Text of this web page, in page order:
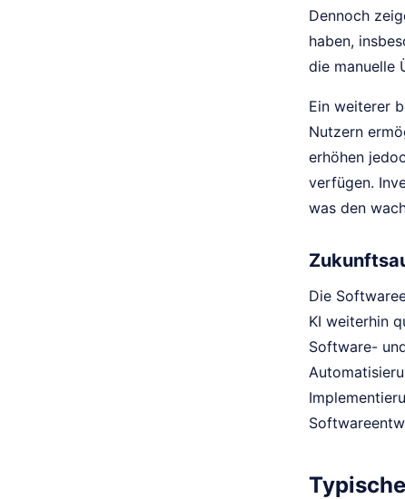
Dennoch
haben,
die manuelle
Ein weiterer
Nutzern
erhöhen
verfügen.
was den
Die
KI weiterhin
Software-